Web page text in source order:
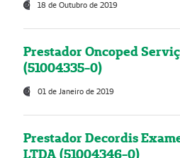
18 de Outubro de 2019
Prestador Oncoped
(51004335-0)
01 de Janeiro de 2019
Prestador Decordis
LTDA (51004346-0)